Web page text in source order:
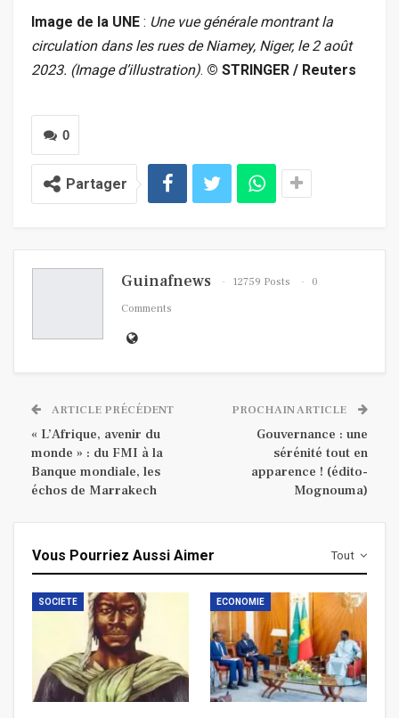
Image de la UNE : Une vue générale montrant la
circulation dans les rues de Niamey, Niger, le 2 août
2023. (Image d’illustration). © STRINGER / Reuters
0
Partager
Guinafnews 12759 Posts
0
Comments
ARTICLE PRÉCÉDENT
« L’Afrique, avenir du
monde » : du FMI à la
Banque mondiale, les
échos de Marrakech
PROCHAIN ARTICLE
Gouvernance : une
sérénité tout en
apparence ! (édito-
Mognouma)
Tout
Vous Pourriez Aussi Aimer
SOCIETE ECONOMIE